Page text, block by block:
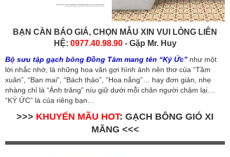
BẠN CẦN BÁO GIÁ, CHỌN MẪU XIN VUI LÒNG LIÊN
HỆ: 0977.40.98.90- Gặp Mr. Huy
Bộ sưu tập gạch bông Đồng Tâm mang tên “Ký Ức” như một
lời nhắc nhớ, là những hoa văn gợi hình ảnh nên thơ của “Tầm
xuân”, “Ban mai”, “Bách thảo”, “Hoa nắng”… hay đơn giản, nhẹ
nhàng chỉ là “Ánh trăng” níu giữ dưới mỗi chân người chậm lại…
“KÝ ỨC” là của riêng bạn…
>>> KHUYẾN MÃU HOT: GẠCH BÔNG GIÓ XI
MĂNG <<<